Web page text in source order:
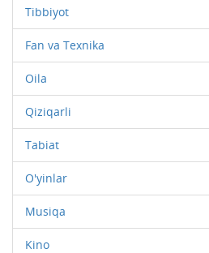
Tibbiyot
Fan va Texnika
Oila
Qiziqarli
Tabiat
O'yinlar
Musiqa
Kino